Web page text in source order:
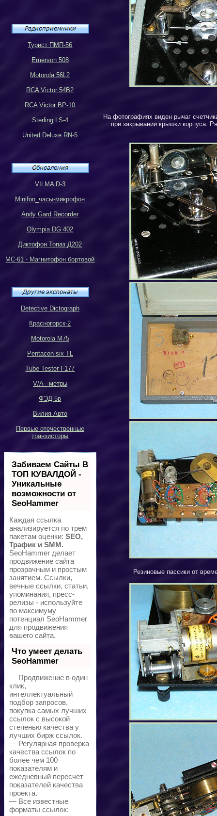
Турист ПМП-56
Emerson 508
Motorola 56L2
RCA Victor 54B2
RCA Victor BP-10
Sterling LS-4
United Deluxe RN-5
VILMA D-3
Minifon_часы-микрофон
Andy Gard Recorder
Olympia DG 402
Диктофон Топаз Д202
МС-61 - Магнитофон бортовой
Detective Dictograph
Красногорск-2
Motorola M75
Pentacon six TL
Tube Tester I-177
V/A - метры
ФЭД-5в
Вилия-Авто
Первые отечественные
транзисторы
Забиваем Сайты В
ТОП КУВАЛДОЙ -
Уникальные
возможности от
SeoHammer
Каждая ссылка
анализируется по трем
пакетам оценки: SEO,
Трафик и SMM.
SeoHammer делает
продвижение сайта
прозрачным и простым
занятием. Ссылки,
вечные ссылки, статьи,
упоминания, пресс-
релизы - используйте
по максимуму
потенциал SeoHammer
для продвижения
вашего сайта.
Что умеет делать
SeoHammer
— Продвижение в один
клик,
интеллектуальный
подбор запросов,
покупка самых лучших
ссылок с высокой
степенью качества у
лучших бирж ссылок.
— Регулярная проверка
качества ссылок по
более чем 100
показателям и
ежедневный пересчет
показателей качества
проекта.
— Все известные
форматы ссылок:
На фотографиях виден рычаг
при закрывании крышки корпуса.
Резиновые пассики от